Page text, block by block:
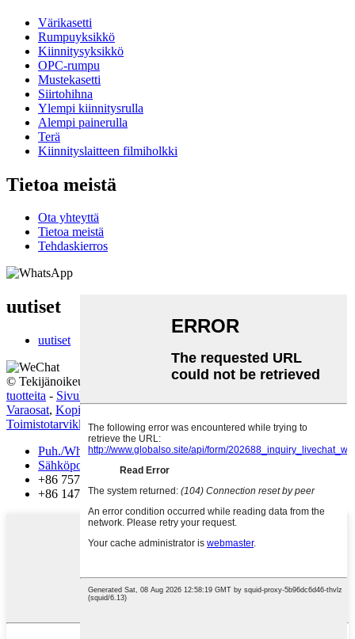
Värikasetti
Rumpuyksikkö
Kiinnitysyksikkö
OPC-rumpu
Mustekasetti
Siirtohihna
Ylempi kiinnitysrulla
Alempi painerulla
Terä
Kiinnityslaitteen filmiholkki
Tietoa meistä
Ota yhteyttä
Tietoa meistä
Tehdaskierros
uutiset
uutiset
© Tekijänoikeus - 2010-2022: Kaikki oikeudet pidätetään. Kuumia
tuotteita - Sivukartta
Varaosat, Kopiokoneen osat
Toimistotarvikkeet, Toimistokokous,
Puh./WhatsApp
Sähköposti
+86 757 86771039
+86 14739630203